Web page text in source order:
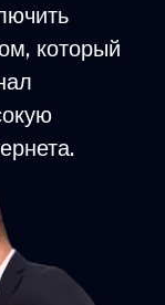
который